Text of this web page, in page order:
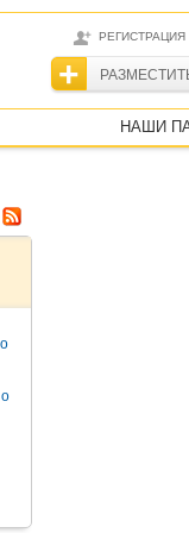
РЕГИСТРАЦИЯ
НАШИ